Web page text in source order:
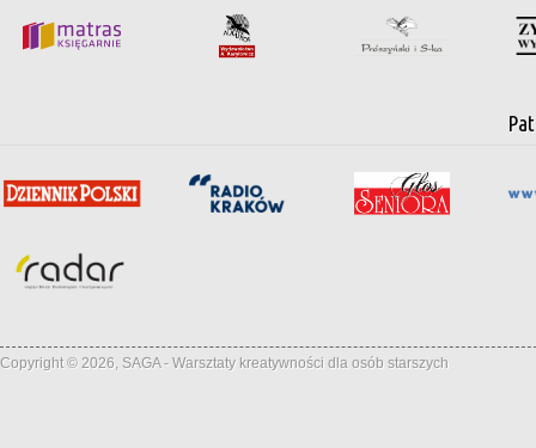
Copyright © 2026, SAGA - Warsztaty kreatywności dla osób starszych